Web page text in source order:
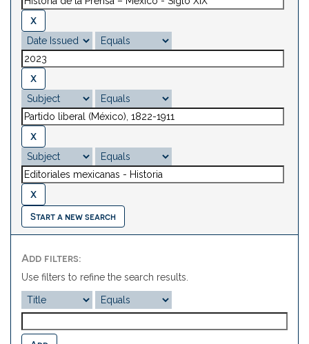
Start a new search
Add filters:
Use filters to refine the search results.